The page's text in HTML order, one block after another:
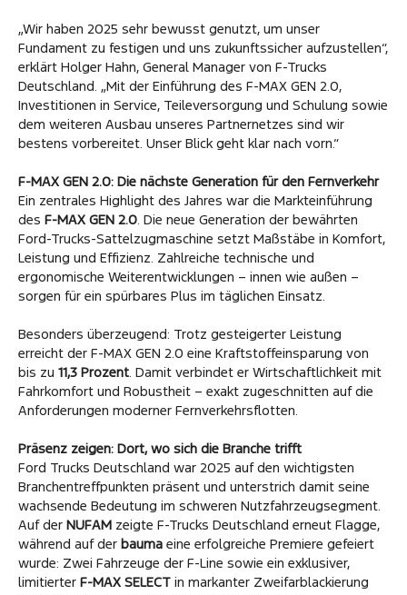
„Wir haben 2025 sehr bewusst genutzt, um unser
Fundament zu festigen und uns zukunftssicher aufzustellen“,
erklärt Holger Hahn, General Manager von F-Trucks
Deutschland. „Mit der Einführung des F-MAX GEN 2.0,
Investitionen in Service, Teileversorgung und Schulung sowie
dem weiteren Ausbau unseres Partnernetzes sind wir
bestens vorbereitet. Unser Blick geht klar nach vorn.“
F-MAX GEN 2.0: Die nächste Generation für den Fernverkehr
Ein zentrales Highlight des Jahres war die Markteinführung
des F-MAX GEN 2.0 . Die neue Generation der bewährten
Ford-Trucks-Sattelzugmaschine setzt Maßstäbe in Komfort,
Leistung und Effizienz. Zahlreiche technische und
ergonomische Weiterentwicklungen – innen wie außen –
sorgen für ein spürbares Plus im täglichen Einsatz.
Besonders überzeugend: Trotz gesteigerter Leistung
erreicht der F-MAX GEN 2.0 eine Kraftstoffeinsparung von
bis zu 11,3 Prozent . Damit verbindet er Wirtschaftlichkeit mit
Fahrkomfort und Robustheit – exakt zugeschnitten auf die
Anforderungen moderner Fernverkehrsflotten.
Präsenz zeigen: Dort, wo sich die Branche trifft
Ford Trucks Deutschland war 2025 auf den wichtigsten
Branchentreffpunkten präsent und unterstrich damit seine
wachsende Bedeutung im schweren Nutzfahrzeugsegment.
Auf der NUFAM zeigte F-Trucks Deutschland erneut Flagge,
während auf der bauma eine erfolgreiche Premiere gefeiert
wurde: Zwei Fahrzeuge der F-Line sowie ein exklusiver,
limitierter F-MAX SELECT in markanter Zweifarblackierung